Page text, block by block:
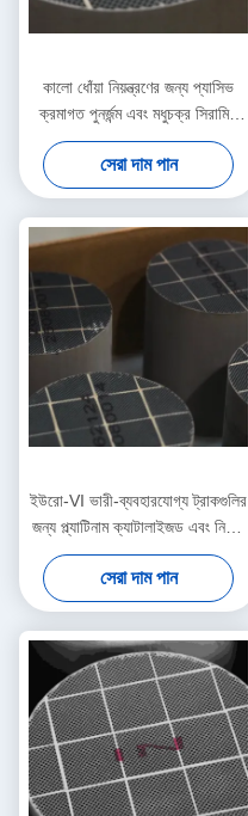
কালো ধোঁয়া নিয়ন্ত্রণের জন্য প্যাসিভ
ক্রমাগত পুনর্জন্ম এবং মধুচক্র সিরামিক
সিডিপিএফ 300 সিপিএসআই
সেরা দাম পান
ইউরো-VI ভারী-ব্যবহারযোগ্য ট্রাকগুলির
জন্য প্ল্যাটিনাম ক্যাটালাইজড এবং নিম্ন-
ব্যাকপ্রেস সিডিপিএফ
সেরা দাম পান